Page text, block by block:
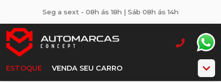
Seg a sext - 08h ás 18h | Sáb 08h ás 14h
ESTOQUE VENDA SEU CARRO